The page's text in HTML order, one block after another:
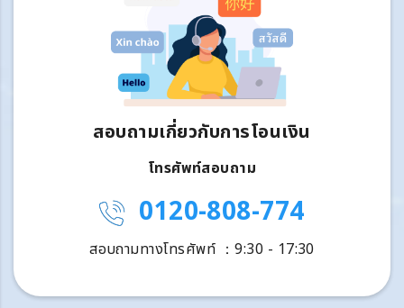
สอบถามเกี่ยวกับการโอนเงิน
โทรศัพท์สอบถาม
0120-808-774
สอบถามทางโทรศัพท์ ：9:30 - 17:30